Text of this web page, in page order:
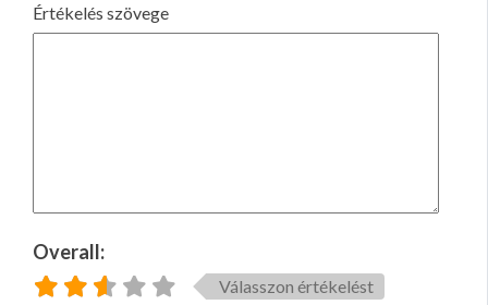
Értékelés szövege
Overall:
Válasszon értékelést